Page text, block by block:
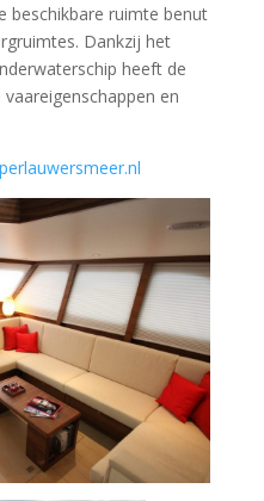
beschikbare ruimte benut
Dankzij het
heeft de
en